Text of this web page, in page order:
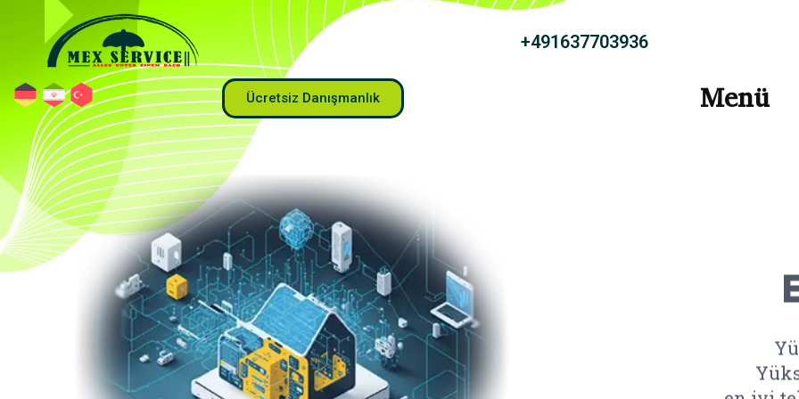
491637703936+
Menü
Ücretsiz Danışmanlık
en iyi
sizin
bir